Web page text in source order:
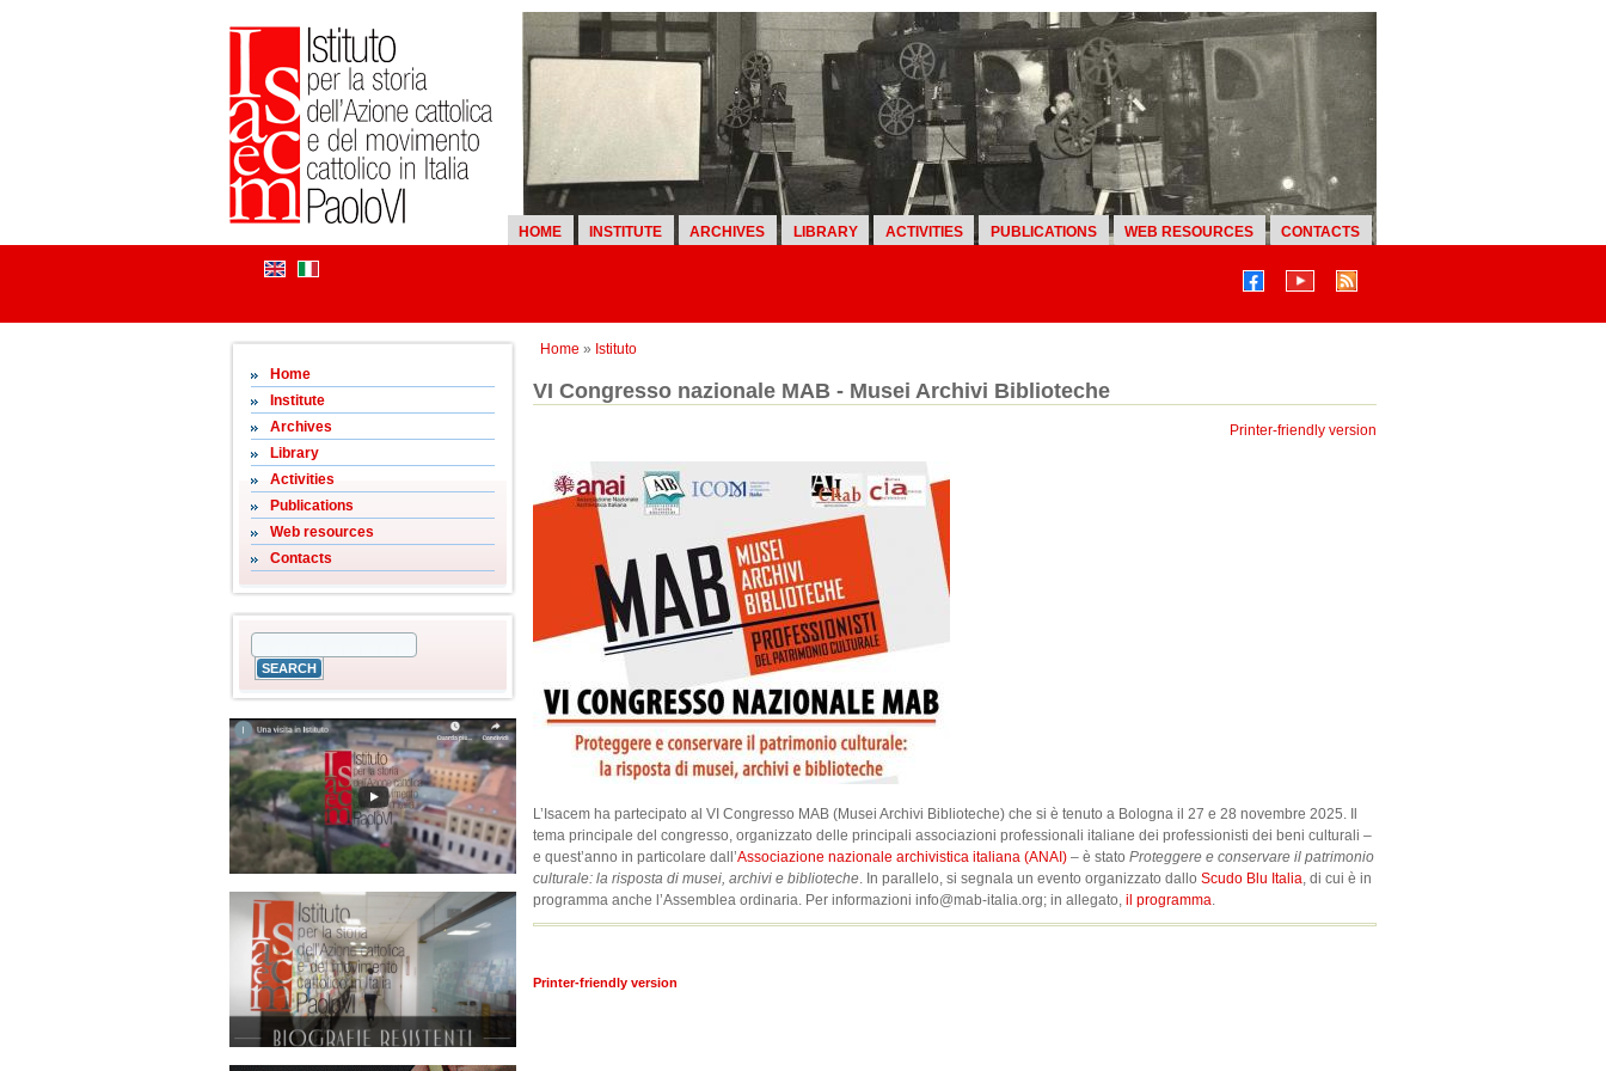
HOME INSTITUTE ARCHIVES LIBRARY ACTIVITIES PUBLICATIONS WEB RESOURCES CONTACTS
Home » Istituto
Home
Institute
Archives
Library
Activities
Publications
Web resources
Contacts
VI Congresso nazionale MAB - Musei Archivi Biblioteche
Printer-friendly version
L’Isacem ha partecipato al VI Congresso MAB (Musei Archivi Biblioteche) che si è tenuto a Bologna il 27 e 28 novembre 2025. Il
tema principale del congresso, organizzato delle principali associazioni professionali italiane dei professionisti dei beni culturali –
e quest’anno in particolare dall’Associazione nazionale archivistica italiana (ANAI) – è stato Proteggere e conservare il patrimonio
culturale: la risposta di musei, archivi e biblioteche. In parallelo, si segnala un evento organizzato dallo Scudo Blu Italia, di cui è in
programma anche l’Assemblea ordinaria. Per informazioni info@mab-italia.org; in allegato, il programma.
Printer-friendly version